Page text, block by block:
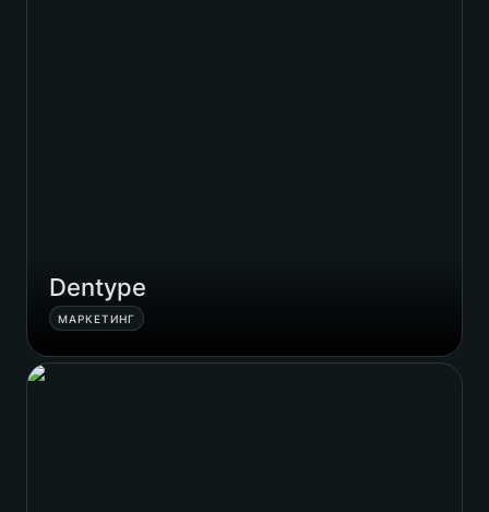
Dentype
МАРКЕТИНГ
Eleventeen Studio